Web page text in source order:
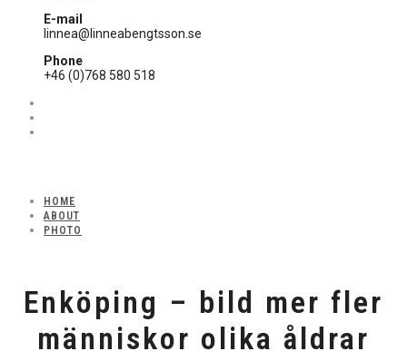
E-mail
linnea@linneabengtsson.se
Phone
+46 (0)768 580 518
HOME
ABOUT
PHOTO
Enköping – bild mer fler
människor olika åldrar